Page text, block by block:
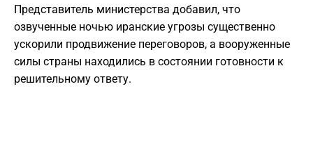
Представитель министерства добавил, что
озвученные ночью иранские угрозы существенно
ускорили продвижение переговоров, а вооруженные
силы страны находились в состоянии готовности к
решительному ответу.